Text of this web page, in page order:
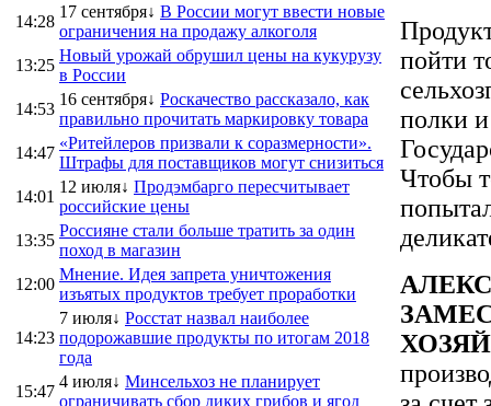
14:28
17 сентября↓ В России могут ввести новые
ограничения на продажу алкоголя
13:25
Новый урожай обрушил цены на кукурузу
в России
14:53
16 сентября↓ Роскачество рассказало, как
правильно прочитать маркировку товара
14:47
«Ритейлеров призвали к соразмерности».
Штрафы для поставщиков могут снизиться
14:01
12 июля↓ Продэмбарго пересчитывает
российские цены
13:35
Россияне стали больше тратить за один
поход в магазин
12:00
Мнение. Идея запрета уничтожения
изъятых продуктов требует проработки
14:23
7 июля↓ Росстат назвал наиболее
подорожавшие продукты по итогам 2018
года
15:47
4 июля↓ Минсельхоз не планирует
ограничивать сбор диких грибов и ягод
пойти
полки
Чтобы